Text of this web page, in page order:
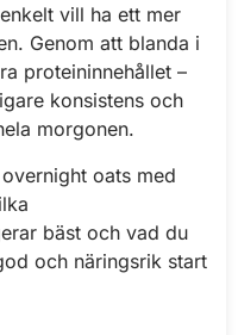
vill ha ett mer
Genom att blanda i
proteininnehållet –
konsistens och
morgonen.
oats med
bäst och vad du
och näringsrik start